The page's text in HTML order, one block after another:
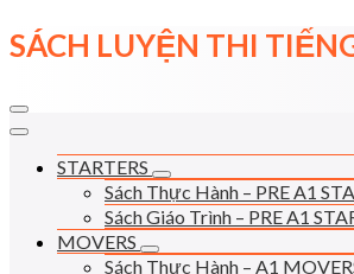
Skip
to
SÁCH LUYỆN THI
STARTERS
Sách Thực Hành – PRE A1
Sách Giáo Trình – PRE A1
MOVERS
Sách Thực Hành – A1